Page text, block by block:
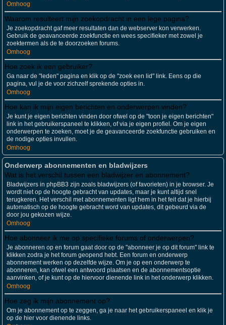
Omhoog
Waarom resulteert mijn zoekopdracht in een lege pagina?
Je zoekopdracht gaf meer resultaten dan de webserver kon verwerken.
Gebruik de geavanceerde zoekfunctie en wees specifieker met zowel je
zoektermen als de te doorzoeken forums.
Omhoog
Hoe zoek ik een gebruiker?
Ga naar de "leden" pagina en klik op de "zoek een lid" link. Eens op die
pagina, vul je de voor zichzelf sprekende opties in.
Omhoog
Hoe kan ik mijn eigen berichten en onderwerpen vinden?
Je kunt je eigen berichten vinden door ofwel op de "toon je eigen berichten"
link in het gebruikerspaneel te klikken, of via je eigen profiel. Om je eigen
onderwerpen te zoeken, moet je de geavanceerde zoekfunctie gebruiken en
de nodige opties invullen.
Omhoog
Onderwerp abonnementen en bladwijzers
Wat is het verschil tussen een bladwijzer en abonnement?
Bladwijzers in phpBB3 zijn zoals bladwijzers (of favorieten) in je browser. Je
wordt niet op de hoogte gebracht van updates, maar je kunt altijd snel
terugkeren. Het verschil met abonnementen ligt hem in het feit dat je hierbij
automatisch op de hoogte gebracht word van updates, dit gebeurd via de
door jou gekozen wijze.
Omhoog
Hoe abonneer ik me op specifieke forums of onderwerpen?
Je abonneren op en forum gaat door op de "abonneer je op dit forum" link te
klikken zodra je het forum geopend hebt. Een forum en onderwerp
abonnement werken op dezelfde wijze. Om je op een onderwerp te
abonneren, kan ofwel een antwoord plaatsen en de abonnementsoptie
aanvinken, of je kunt op de hiervoor dienende link in het onderwerp klikken.
Omhoog
Hoe zeg ik mijn abonnement op?
Om je abonnement op te zeggen, ga je naar het gebruikerspaneel en klik je
op de hier voor dienende links.